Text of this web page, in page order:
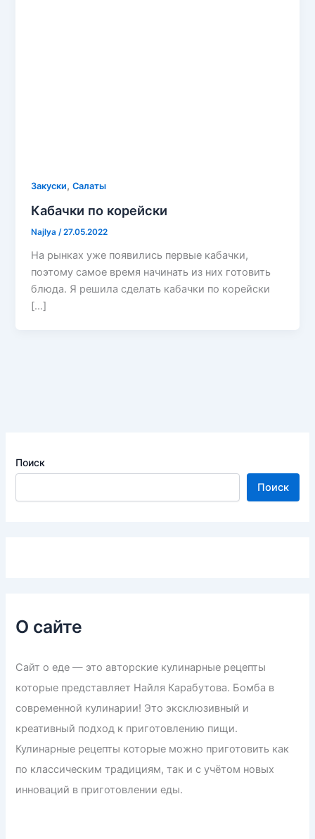
Закуски,Салаты
Кабачки по корейски
Najlya/27.05.2022
На рынках уже появились первые кабачки,
поэтому самое время начинать из них готовить
блюда. Я решила сделать кабачки по корейски
[…]
Поиск
Поиск
О сайте
Сайт о еде — это авторские кулинарные рецепты
которые представляет Найля Карабутова. Бомба в
современной кулинарии! Это эксклюзивный и
креативный подход к приготовлению пищи.
Кулинарные рецепты которые можно приготовить как
по классическим традициям, так и с учётом новых
инноваций в приготовлении еды.